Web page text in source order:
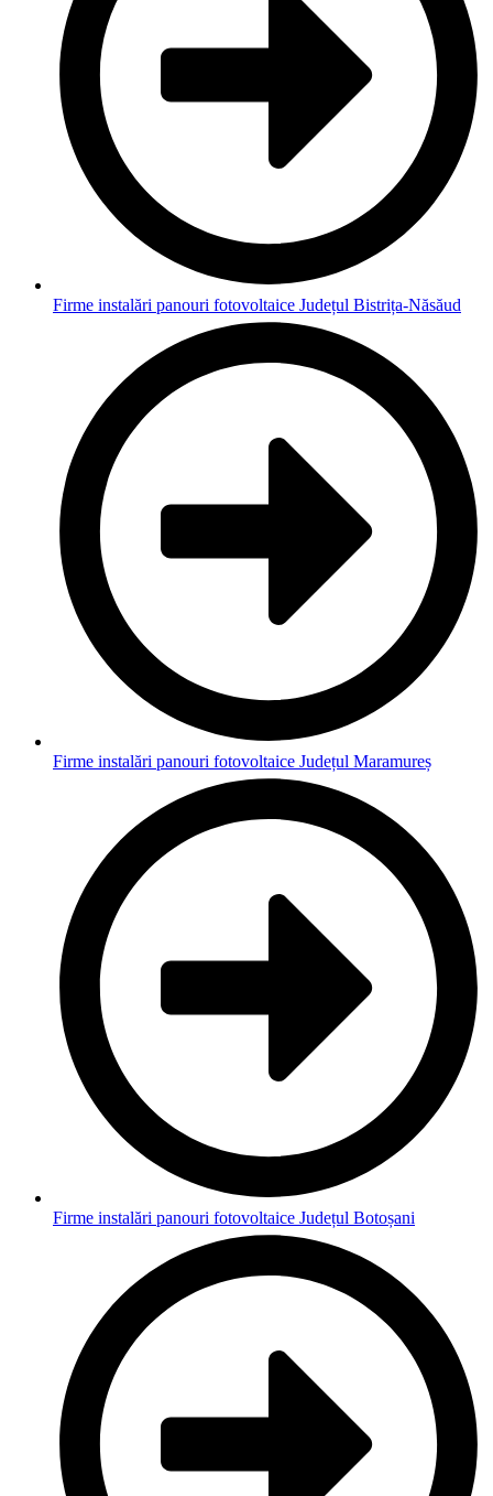
Firme instalări panouri fotovoltaice Județul Bistrița-Năsăud
Firme instalări panouri fotovoltaice Județul Maramureș
Firme instalări panouri fotovoltaice Județul Botoșani